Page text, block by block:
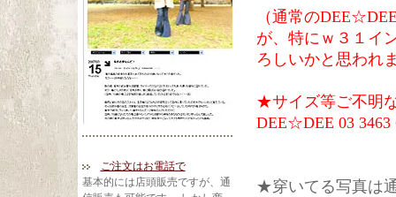
ご注文はお電話で
基本的には店頭販売ですが、通
（通常の
が、特にｗ３１イ
ろしいかと思われ
★サイズ等ご不明
DEE☆DEE 03 3463
★穿いてる写真は